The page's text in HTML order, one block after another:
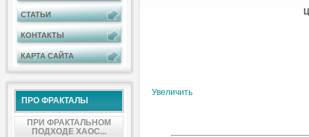
СТАТЬИ
КОНТАКТЫ
КАРТА САЙТА
ПРО ФРАКТАЛЫ
ПРИ ФРАКТАЛЬНОМ
ПОДХОДЕ ХАОС...
Увеличить